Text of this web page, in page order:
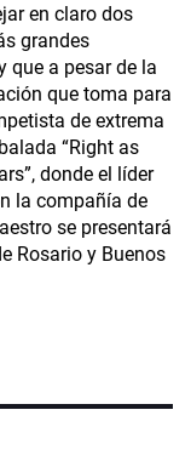
en claro dos
grandes
que a pesar de la
que toma para
de extrema
“Right as
donde el líder
la compañía de
se presentará
Rosario y Buenos